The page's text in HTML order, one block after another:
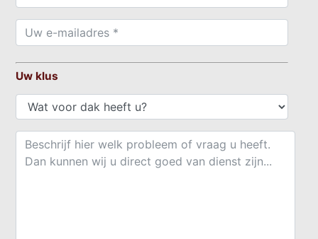
Uw klus